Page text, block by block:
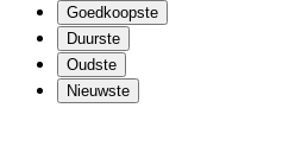
Goedkoopste
Duurste
Oudste
Nieuwste